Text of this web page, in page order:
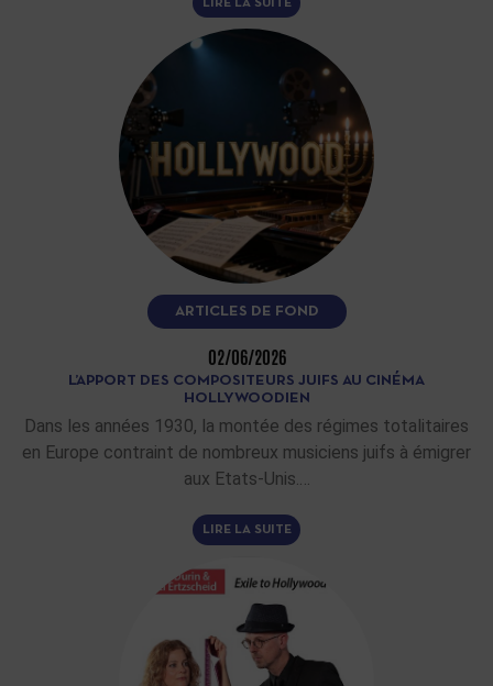
LIRE LA SUITE
ARTICLES DE FOND
02/06/2026
L’APPORT DES COMPOSITEURS JUIFS AU CINÉMA
HOLLYWOODIEN
Dans les années 1930, la montée des régimes totalitaires
en Europe contraint de nombreux musiciens juifs à émigrer
aux Etats-Unis.…
LIRE LA SUITE